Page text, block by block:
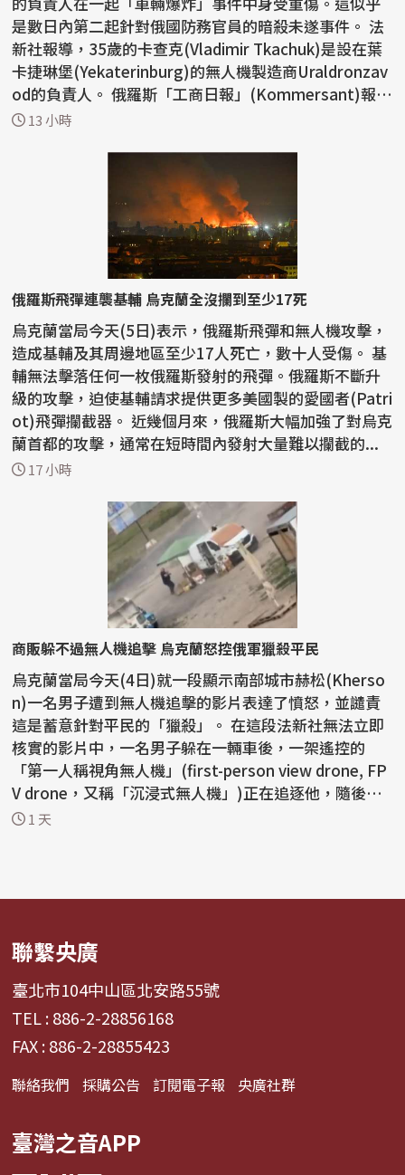
是數日內第二起針對俄國防務官員的暗殺未遂事件。 法
新社報導，35歲的卡查克(Vladimir Tkachuk)是設在葉
卡捷琳堡(Yekaterinburg)的無人機製造商Uraldronzav
od的負責人。 俄羅斯「工商日報」(Kommersant)報
導，...
13 小時
俄羅斯飛彈連襲基輔 烏克蘭全沒攔到至少17死
烏克蘭當局今天(5日)表示，俄羅斯飛彈和無人機攻擊，
造成基輔及其周邊地區至少17人死亡，數十人受傷。 基
輔無法擊落任何一枚俄羅斯發射的飛彈。俄羅斯不斷升
級的攻擊，迫使基輔請求提供更多美國製的愛國者(Patri
ot)飛彈攔截器。 近幾個月來，俄羅斯大幅加強了對烏克
蘭首都的攻擊，通常在短時間內發射大量難以攔截的...
17 小時
商販躲不過無人機追擊 烏克蘭怒控俄軍獵殺平民
烏克蘭當局今天(4日)就一段顯示南部城市赫松(Kherso
n)一名男子遭到無人機追擊的影片表達了憤怒，並譴責
這是蓄意針對平民的「獵殺」。 在這段法新社無法立即
核實的影片中，一名男子躲在一輛車後，一架遙控的
「第一人稱視角無人機」(first-person view drone, FP
V drone，又稱「沉浸式無人機」)正在追逐他，隨後引
爆...1 天
聯繫央廣
臺北市104中山區北安路55號
TEL : 886-2-28856168
FAX : 886-2-28855423
聯絡我們 採購公告 訂閱電子報 央廣社群
臺灣之音APP